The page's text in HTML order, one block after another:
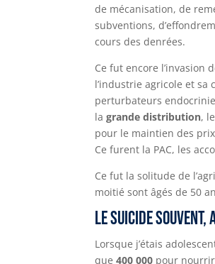
de mécanisation, de
subventions,
cours des denrées.
Ce fut encore l’invasion
l’industrie agricole et
perturbateurs
lagrande distribution,
pour le maintien des
Ce furent la PAC, les
Ce fut la solitude de
moitié sont âgés de 50
Le suicide
Lorsque j’étais
que400 000 pour nourrir